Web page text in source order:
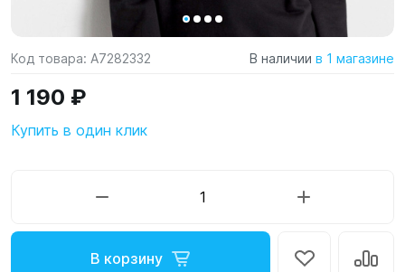
Код товара: A7282332 В наличии в 1 магазине
1 190 ₽
Купить в один клик
В корзину